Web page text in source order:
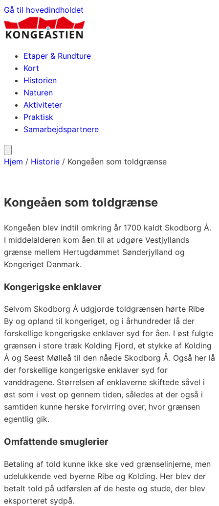
Gå til hovedindholdet
Etaper & Rundture
Kort
Historien
Naturen
Aktiviteter
Praktisk
Samarbejdspartnere
Hjem / Historie / Kongeåen som toldgrænse
Kongeåen som toldgrænse
Kongeåen blev indtil omkring år 1700 kaldt Skodborg Å.
I middelalderen kom åen til at udgøre Vestjyllands
grænse mellem Hertugdømmet Sønderjylland og
Kongeriget Danmark.
Kongerigske enklaver
Selvom Skodborg Å udgjorde toldgrænsen hørte Ribe
By og opland til kongeriget, og i århundreder lå der
forskellige kongerigske enklaver syd for åen. I øst fulgte
grænsen i store træk Kolding Fjord, et stykke af Kolding
Å og Seest Mølleå til den nåede Skodborg Å. Også her lå
der forskellige kongerigske enklaver syd for
vanddragene. Størrelsen af enklaverne skiftede såvel i
øst som i vest op gennem tiden, således at der også i
samtiden kunne herske forvirring over, hvor grænsen
egentlig gik.
Omfattende smuglerier
Betaling af told kunne ikke ske ved grænselinjerne, men
udelukkende ved byerne Ribe og Kolding. Her blev der
betalt told på udførslen af de heste og stude, der blev
eksporteret sydpå.